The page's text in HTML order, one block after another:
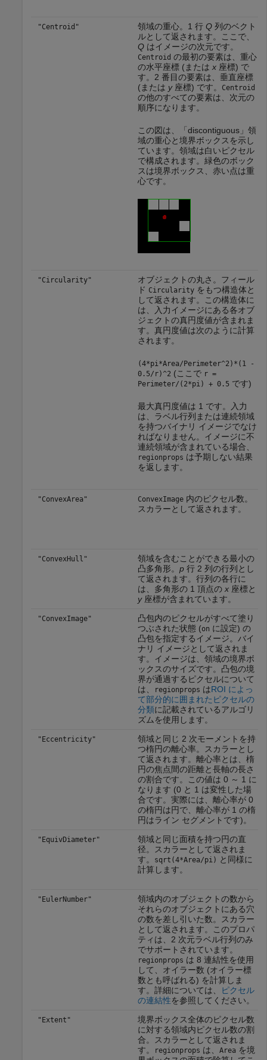
"Centroid" 領域の重心。1 行 Q列のベクト
ルとして返されます。ここで、
Qはイメージの次元です。
Centroid の最初の要素は、重心
の水平座標 (または x座標) で
す。2 番目の要素は、垂直座標
(または y座標) です。 Centroid
の他のすべての要素は、次元の
順序になります。
この図は、「discontiguous」領
域の重心と境界ボックスを示し
ています。領域は白いピクセル
で構成されます。緑色のボック
スは境界ボックス、赤い点は重
心です。
"Circularity"
オブジェクトの丸さ。フィール
ド Circularityをもつ構造体と
して返されます。この構造体に
は、入力イメージにある各オブ
ジェクトの真円度値が含まれま
す。真円度値は次のように計算
されます。
(4*pi*Area/Perimeter^2)*(1 -
0.5/r)^2 (ここで r =
Perimeter/(2*pi) + 0.5 です)
最大真円度値は 1 です。入力
は、ラベル行列または連続領域
を持つバイナリ イメージでなけ
ればなりません。イメージに不
連続領域が含まれている場合、
regionprops は予期しない結果
を返します。
"ConvexArea" ConvexImage内のピクセル数。
スカラーとして返されます。
"ConvexHull"
領域を含むことができる最小の
凸多角形。 p行 2 列の行列とし
て返されます。行列の各行に
は、多角形の 1 頂点の x座標と
y座標が含まれています。
"ConvexImage"
凸包内のピクセルがすべて塗り
つぶされた状態 (on に設定) の
凸包を指定するイメージ。バイ
ナリ イメージとして返されま
す。イメージは、領域の境界ボ
ックスのサイズです。凸包の境
界が通過するピクセルについて
は、
regionprops はROI によっ
て部分的に囲まれたピクセルの
分類に記載されているアルゴリ
ズムを使用します。
"Eccentricity"
領域と同じ 2 次モーメントを持
つ楕円の離心率。スカラーとし
て返されます。離心率とは、楕
円の焦点間の距離と長軸の長さ
の割合です。この値は 0 ～ 1 に
なります (0 と 1 は変性した場
合です。実際には、離心率が 0
の楕円は円で、離心率が 1 の楕
円はライン セグメントです)。
"EquivDiameter"
領域と同じ面積を持つ円の直
径。スカラーとして返されま
す。
sqrt(4*Area/pi) と同様に
計算します。
"EulerNumber"
領域内のオブジェクトの数から
それらのオブジェクトにある穴
の数を差し引いた数。スカラー
として返されます。このプロパ
ティは、2 次元ラベル行列のみ
でサポートされています。
regionprops は 8 連結性を使用
して、オイラー数 (オイラー標
数とも呼ばれる) を計算しま
す。詳細については、
ピクセル
の連結性を参照してください。
"Extent"
境界ボックス全体のピクセル数
に対する領域内ピクセル数の割
合。スカラーとして返されま
す。
regionprops は、 Area を境